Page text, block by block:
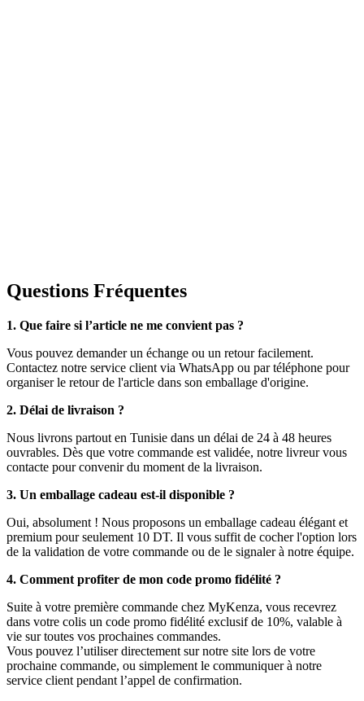
Questions Fréquentes
1. Que faire si l’article ne me convient pas ?
Vous pouvez demander un échange ou un retour facilement.
Contactez notre service client via WhatsApp ou par téléphone pour
organiser le retour de l'article dans son emballage d'origine.
2. Délai de livraison ?
Nous livrons partout en Tunisie dans un délai de 24 à 48 heures
ouvrables. Dès que votre commande est validée, notre livreur vous
contacte pour convenir du moment de la livraison.
3. Un emballage cadeau est-il disponible ?
Oui, absolument ! Nous proposons un emballage cadeau élégant et
premium pour seulement 10 DT. Il vous suffit de cocher l'option lors
de la validation de votre commande ou de le signaler à notre équipe.
4. Comment profiter de mon code promo fidélité ?
Suite à votre première commande chez MyKenza, vous recevrez
dans votre colis un code promo fidélité exclusif de 10%, valable à
vie sur toutes vos prochaines commandes.
Vous pouvez l’utiliser directement sur notre site lors de votre
prochaine commande, ou simplement le communiquer à notre
service client pendant l’appel de confirmation.